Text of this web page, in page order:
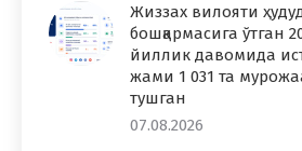
Жиззах вилояти
бошқармасига ўтган
йиллик давомида
жами 1 031 та
тушган
07.08.2026